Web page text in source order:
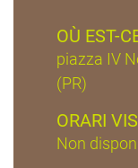
OÙ EST-
piazza IV
(PR)
ORARI
Non